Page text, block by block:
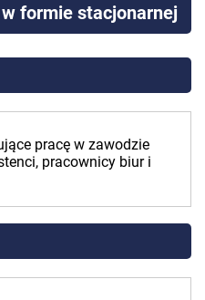
formie stacjonarnej
pracę w zawodzie
pracownicy biur i